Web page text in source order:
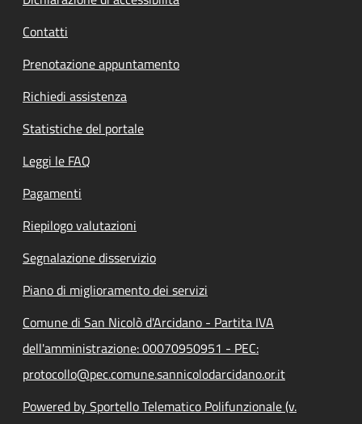
Contatti
Prenotazione appuntamento
Richiedi assistenza
Statistiche del portale
Leggi le FAQ
Pagamenti
Riepilogo valutazioni
Segnalazione disservizio
Piano di miglioramento dei servizi
Comune di San Nicolò d'Arcidano - Partita IVA
dell'amministrazione: 00070950951 - PEC:
protocollo@pec.comune.sannicolodarcidano.or.it
Powered by Sportello Telematico Polifunzionale (v.